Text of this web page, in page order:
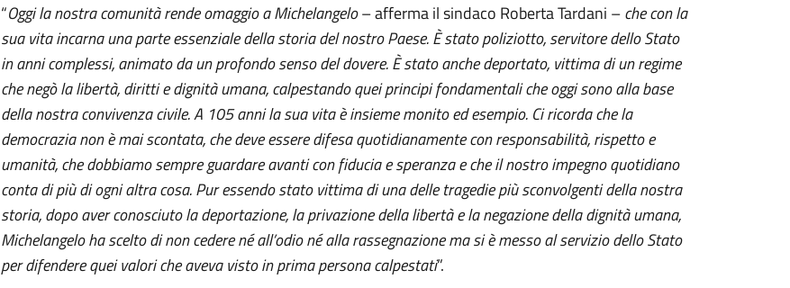
“Oggi la nostra comunità rende omaggio a Michelangelo– afferma il sindaco Roberta Tardani –che con la
sua vita incarna una parte essenziale della storia del nostro Paese.Èstato poliziotto, servitore dello Stato
in anni complessi, animato da un profondo senso del dovere.Èstato anche deportato, vittima di un regime
che negò la libertà, diritti e dignità umana, calpestando quei principi fondamentali che oggi sono alla base
della nostra convivenza civile. A 105 anni la sua vita è insieme monito ed esempio. Ci ricorda che la
democrazia non è mai scontata, che deve essere difesa quotidianamente con responsabilità, rispetto e
umanità, che dobbiamo sempre guardare avanti con fiducia e speranza e che il nostro impegno quotidiano
conta di più di ogni altra cosa. Pur essendo stato vittima di una delle tragedie più sconvolgenti della nostra
storia, dopo aver conosciuto la deportazione, la privazione della libertà e la negazione della dignità umana,
Michelangelo ha scelto di non cedere né all’odio né alla rassegnazione ma si è messo al servizio dello Stato
per difendere quei valori che aveva visto in prima persona calpestati”.